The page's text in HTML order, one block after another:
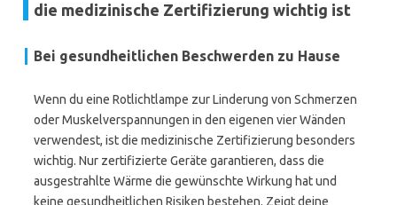
die medizinische Zertifizierung wichtig ist
Bei gesundheitlichen Beschwerden zu Hause
Wenn du eine Rotlichtlampe zur Linderung von Schmerzen
oder Muskelverspannungen in den eigenen vier Wänden
verwendest, ist die medizinische Zertifizierung besonders
wichtig. Nur zertifizierte Geräte garantieren, dass die
ausgestrahlte Wärme die gewünschte Wirkung hat und
keine gesundheitlichen Risiken bestehen. Zeigt deine